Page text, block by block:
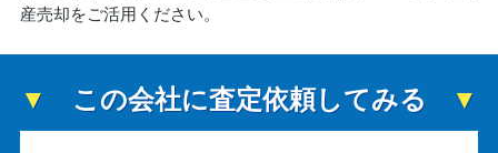
産売却をご活用ください。
この会社に査定依頼してみる